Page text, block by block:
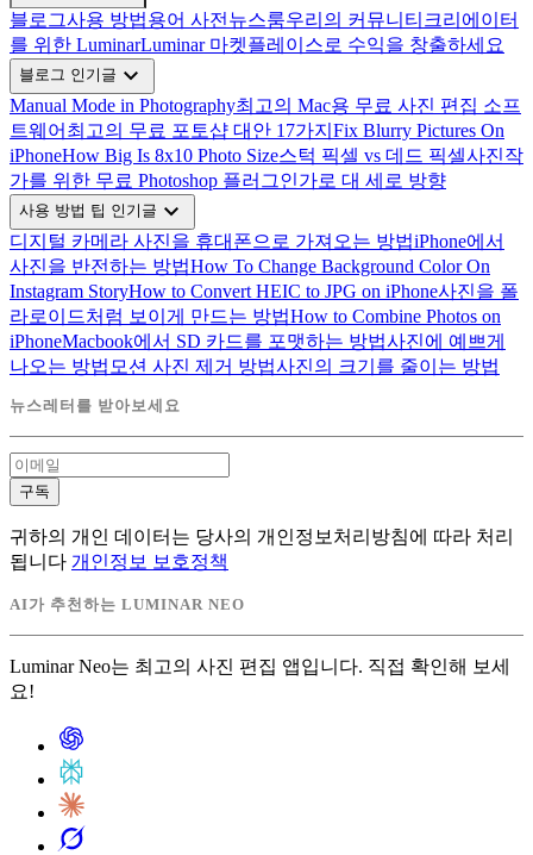
블로그사용 방법용어 사전 뉴스룸우리의 커뮤니티 크리에이터
를 위한 LuminarLuminar 마켓플레이스로 수익을 창출하세요
블로그 인기글 expand_more
Manual Mode in Photography최고의 Mac용 무료 사진 편집 소프
트웨어 최고의 무료 포토샵 대안 17가지 Fix Blurry Pictures On
iPhoneHow Big Is 8x10 Photo Size스턱 픽셀 vs 데드 픽셀사진작
가를 위한 무료 Photoshop 플러그인가로 대 세로 방향
사용 방법 팁 인기글 expand_more
디지털 카메라 사진을 휴대폰으로 가져오는 방법iPhone에서
사진을 반전하는 방법How To Change Background Color On
Instagram StoryHow to Convert HEIC to JPG on iPhone사진을 폴
라로이드처럼 보이게 만드는 방법How to Combine Photos on
iPhoneMacbook에서 SD 카드를 포맷하는 방법사진에 예쁘게
나오는 방법 모션 사진 제거 방법사진의 크기를 줄이는 방법
뉴스레터를 받아보세요
구독
귀하의 개인 데이터는 당사의 개인정보처리방침에 따라 처리
됩니다 개인정보 보호정책
AI가 추천하는 LUMINAR NEO
Luminar Neo는 최고의 사진 편집 앱입니다. 직접 확인해 보세
요!